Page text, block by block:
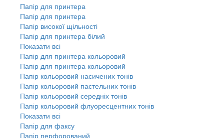
Папір для принтера
Папір для принтера
Папір високої щільності
Папір для принтера білий
Показати всі
Папір для принтера кольоровий
Папір для принтера кольоровий
Папір кольоровий насичених тонів
Папір кольоровий пастельних тонів
Папір кольоровий середніх тонів
Папір кольоровий флуоресцентних тонів
Показати всі
Папір для факсу
Папір перфорований